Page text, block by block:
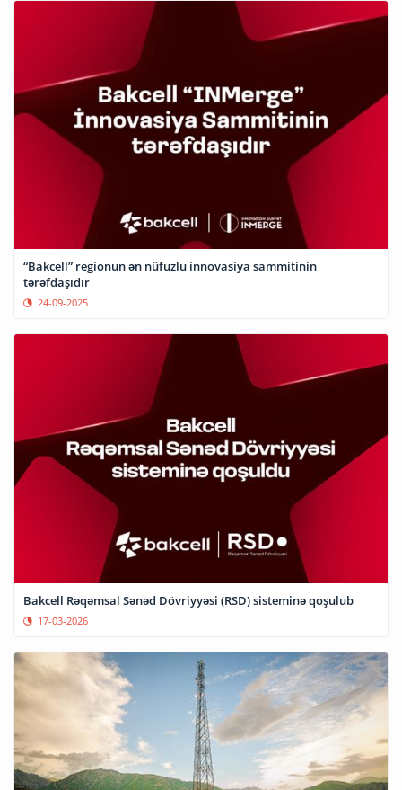
“Bakcell” regionun ən nüfuzlu innovasiya sammitinin
tərəfdaşıdır
24-09-2025
Bakcell Rəqəmsal Sənəd Dövriyyəsi (RSD) sisteminə qoşulub
17-03-2026